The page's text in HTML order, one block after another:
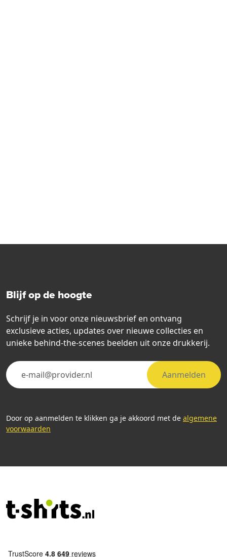
Blijf op de hoogte
Schrijf je in voor onze nieuwsbrief en ontvang
exclusieve acties, updates over nieuwe collecties en
unieke behind-the-scenes beelden uit onze drukkerij.
Aanmelden
Door op aanmelden te klikken ga je akkoord met de algemene
voorwaarden